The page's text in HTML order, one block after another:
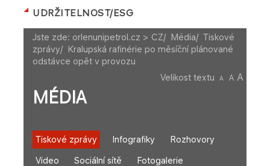
UDRŽITELNOST/ESG
Jste zde: orlenunipetrol.cz > CZ/ Média/ Tiskové
zprávy/ Kralupská rafinérie po měsíční plánované
odstávce opět v provozu
Velikost textu
A A A
MÉDIA
Tiskové zprávy Infografiky Rozhovory
Video Sociální sítě Fotogalerie